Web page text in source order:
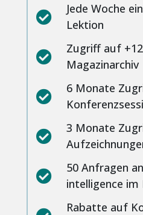
Jede Woche
Lektion
Zugriff auf
Magazinarchiv
6 Monate
3 Monate
50 Anfragen
intelligence im
Rabatte auf